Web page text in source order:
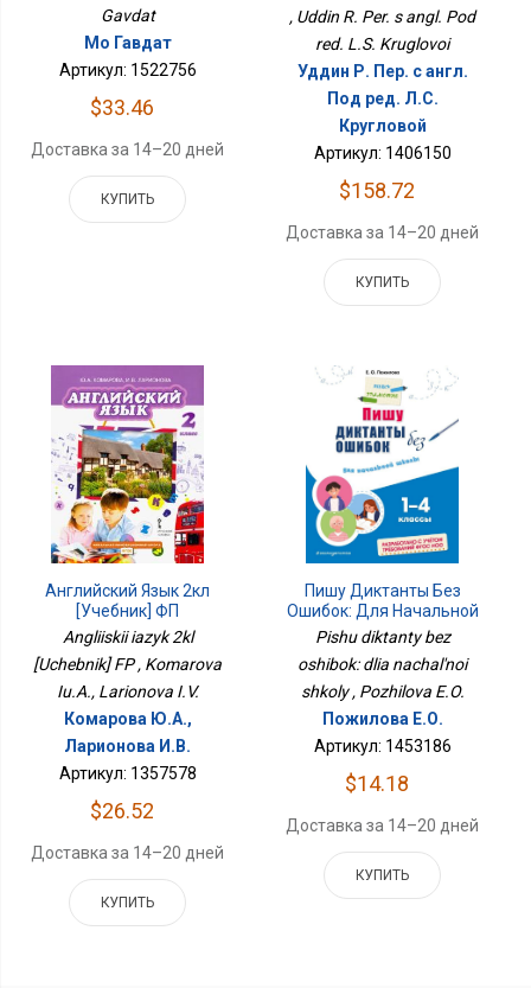
Gavdat
Мо Гавдат
Артикул: 1522756
$33.46
Доставка за 14–20 дней
КУПИТЬ
, Uddin R. Per. s angl. Pod
red. L.S. Kruglovoi
Уддин Р. Пер. с англ.
Под ред. Л.С.
Кругловой
Артикул: 1406150
$158.72
Доставка за 14–20 дней
КУПИТЬ
Английский Язык 2кл
[Учебник] ФП
Angliiskii iazyk 2kl
[Uchebnik] FP , Komarova
Iu.A., Larionova I.V.
Комарова Ю.А.,
Ларионова И.В.
Артикул: 1357578
$26.52
Доставка за 14–20 дней
КУПИТЬ
Пишу Диктанты Без
Ошибок: Для Начальной
Школы
Pishu diktanty bez
oshibok: dlia nachal'noi
shkoly , Pozhilova E.O.
Пожилова Е.О.
Артикул: 1453186
$14.18
Доставка за 14–20 дней
КУПИТЬ